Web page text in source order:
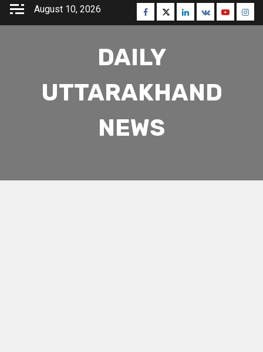
Skip
August 10, 2026 Facebook
TwitterLinkedin
VK Youtube
DAILY
UTTARAKHAND
NEWS